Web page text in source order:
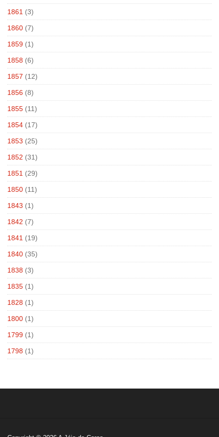
1861 (3)
1860 (7)
1859 (1)
1858 (6)
1857 (12)
1856 (8)
1855 (11)
1854 (17)
1853 (25)
1852 (31)
1851 (29)
1850 (11)
1843 (1)
1842 (7)
1841 (19)
1840 (35)
1838 (3)
1835 (1)
1828 (1)
1800 (1)
1799 (1)
1798 (1)